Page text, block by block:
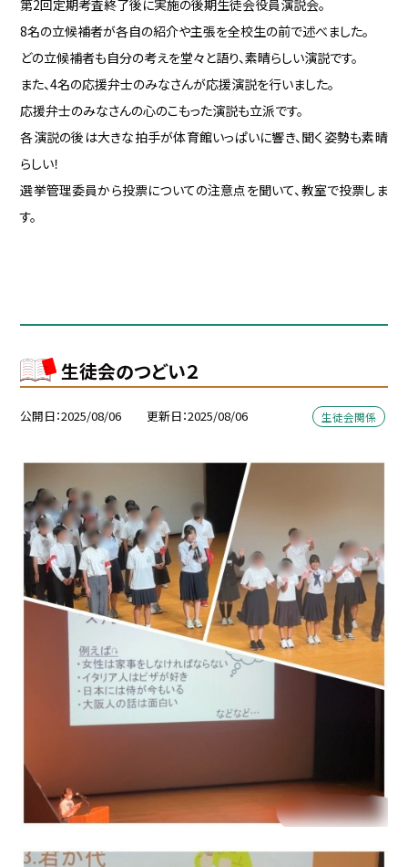
第2回定期考査終了後に実施の後期生徒会役員演説会。
8名の立候補者が各自の紹介や主張を全校生の前で述べました。
どの立候補者も自分の考えを堂々と語り、素晴らしい演説です。
また、4名の応援弁士のみなさんが応援演説を行いました。
応援弁士のみなさんの心のこもった演説も立派です。
各演説の後は大きな拍手が体育館いっぱいに響き、聞く姿勢も素晴
らしい！
選挙管理委員から投票についての注意点を聞いて、教室で投票しま
す。
生徒会のつどい２
公開日 2025/08/06 更新日 2025/08/06 生徒会関係